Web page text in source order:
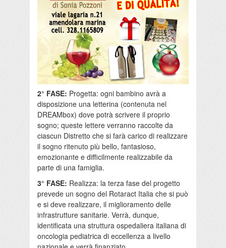
2° FASE: Progetta: ogni bambino avrà a
disposizione una letterina (contenuta nel
DREAMbox) dove potrà scrivere il proprio
sogno; queste lettere verranno raccolte da
ciascun Distretto che si farà carico di realizzare
il sogno ritenuto più bello, fantasioso,
emozionante e difficilmente realizzabile da
parte di una famiglia.
3° FASE: Realizza: la terza fase del progetto
prevede un sogno del Rotaract Italia che si può
e si deve realizzare, il miglioramento delle
infrastrutture sanitarie. Verrà, dunque,
identificata una struttura ospedaliera italiana di
oncologia pediatrica di eccellenza a livello